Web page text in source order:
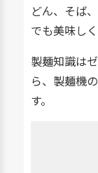
どん、そば
でも美味し
製麺知識は
ら、製麺機
す。